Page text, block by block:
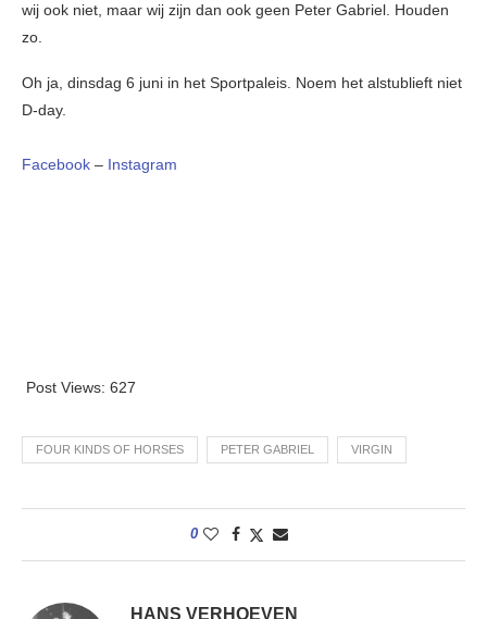
wij ook niet, maar wij zijn dan ook geen Peter Gabriel. Houden
zo.
Oh ja, dinsdag 6 juni in het Sportpaleis. Noem het alstublieft niet
D-day.
Facebook – Instagram
Post Views: 627
FOUR KINDS OF HORSES PETER GABRIEL VIRGIN
0
HANS VERHOEVEN